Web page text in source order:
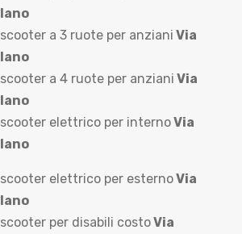
a 3 ruote per anziani Via
a 4 ruote per anziani Via
elettrico per internoVia
elettrico per esternoVia
per disabili costoVia